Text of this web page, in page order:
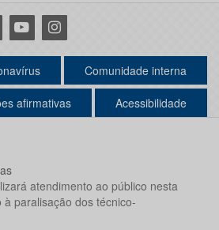
YoutubeInstagram
Comunidade interna
afirmativas Acessibilidade
atendimento ao público nesta
paralisação dos técnico-